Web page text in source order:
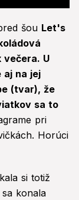
šou Let's
večera. U
aj na jej
(tvar), že
sa to
pri
Horúci
si totiž
konala